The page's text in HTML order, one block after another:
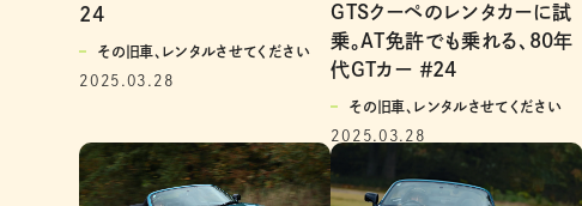
24
その旧車、レンタルさせてください
2025.03.28
GTSクーペのレンタカーに試
乗。AT免許でも乗れる、80年
代GTカー ＃24
その旧車、レンタルさせてください
2025.03.28